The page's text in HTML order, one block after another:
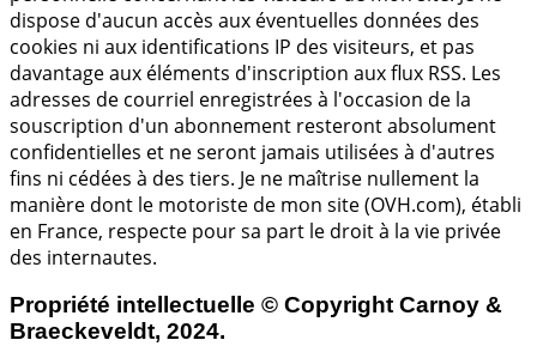
dispose d'aucun accès aux éventuelles données des
cookies ni aux identifications IP des visiteurs, et pas
davantage aux éléments d'inscription aux flux RSS. Les
adresses de courriel enregistrées à l'occasion de la
souscription d'un abonnement resteront absolument
confidentielles et ne seront jamais utilisées à d'autres
fins ni cédées à des tiers. Je ne maîtrise nullement la
manière dont le motoriste de mon site (OVH.com), établi
en France, respecte pour sa part le droit à la vie privée
des internautes.
Propriété intellectuelle © Copyright Carnoy &
Braeckeveldt, 2024.